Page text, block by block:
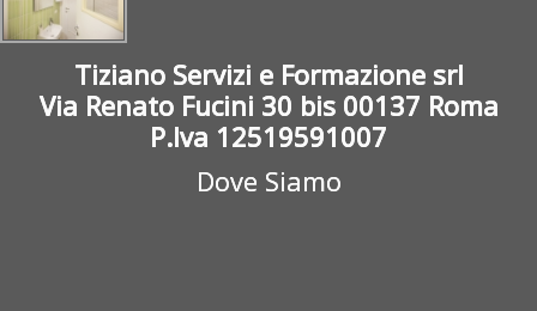
Tiziano Servizi e Formazione srl
Via Renato Fucini 30 bis 00137 Roma
P.Iva 12519591007
Dove Siamo